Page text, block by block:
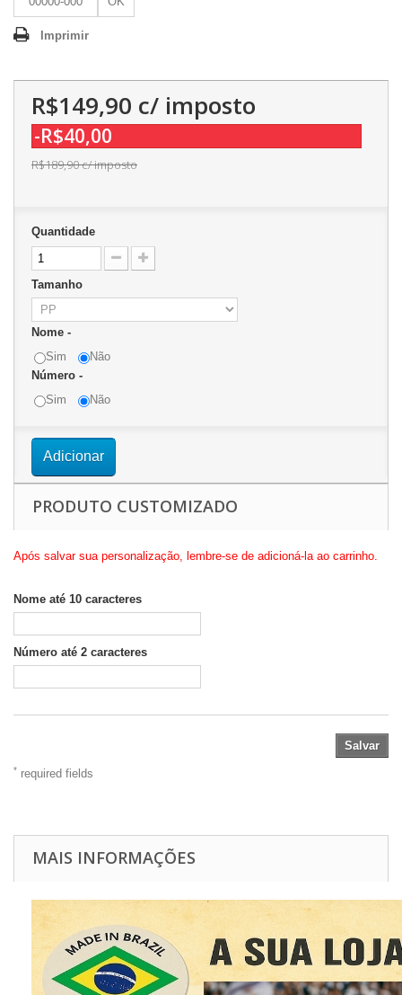
Imprimir
R$149,90 c/ imposto
-R$40,00
R$189,90c/ imposto
Quantidade
Tamanho
Nome -
Sim
Não
Número -
Sim
Não
Adicionar
PRODUTO CUSTOMIZADO
Após salvar sua personalização, lembre-se de adicioná-la ao carrinho.
Nome até 10 caracteres
Número até 2 caracteres
Salvar
* required fields
MAIS INFORMAÇÕES